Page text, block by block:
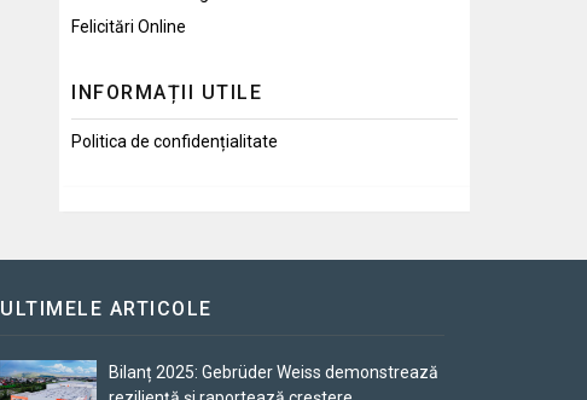
Felicitări Online
INFORMAȚII UTILE
Politica de confidențialitate
ULTIMELE ARTICOLE
Bilanț 2025: Gebrüder Weiss demonstrează